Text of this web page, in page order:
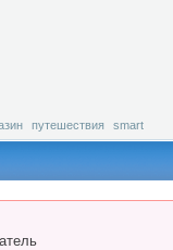
путешествия smart